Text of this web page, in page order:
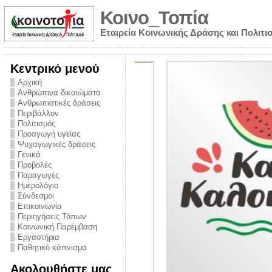
Κοινο_Τοπία
Εταιρεία Κοινωνικής Δράσης και
Κεντρικό μενού
Αρχική
Ανθρώπινα δικαιώματα
Ανθρωπιστικές δράσεις
Περιβάλλον
Πολιτισμός
Προαγωγή υγείας
Ψυχαγωγικές δράσεις
Γενικά
Προβολές
Παραγωγές
Ημερολόγιο
Σύνδεσμοι
Επικοινωνία
Περιηγήσεις Τόπων
Κοινωνική Παρέμβαση
Εργαστήρια
Παθητικό κάπνισμα
Ακολουθήστε μας
από την
την ημέρα
και
στο
Πρόληψης